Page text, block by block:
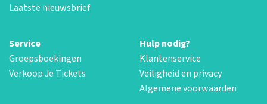
Laatste nieuwsbrief
Service
Groepsboekingen
Verkoop Je Tickets
Hulp nodig?
Klantenservice
Veiligheid en privacy
Algemene voorwaarden